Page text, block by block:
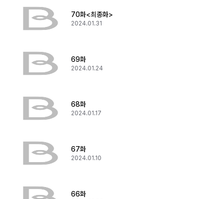
70화<최종화>
2024.01.31
69화
2024.01.24
68화
2024.01.17
67화
2024.01.10
66화